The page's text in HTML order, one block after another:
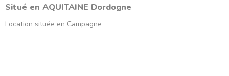
Situé en AQUITAINE Dordogne
Location située en Campagne